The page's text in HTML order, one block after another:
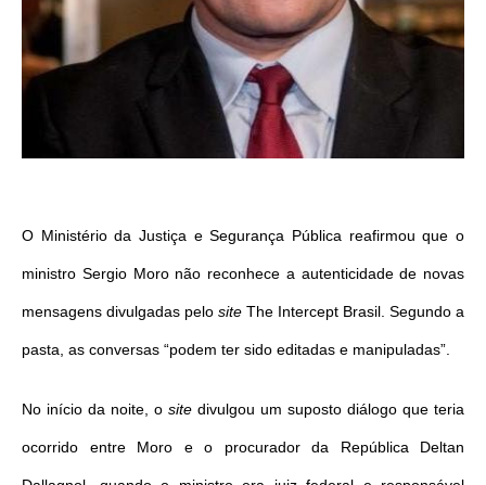
O Ministério da Justiça e Segurança Pública reafirmou que o
ministro Sergio Moro não reconhece a autenticidade de novas
mensagens divulgadas pelo site The Intercept Brasil. Segundo a
pasta, as conversas “podem ter sido editadas e manipuladas”.
No início da noite, o site divulgou um suposto diálogo que teria
ocorrido entre Moro e o procurador da República Deltan